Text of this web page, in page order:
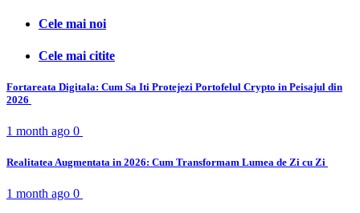
Cele mai noi
Cele mai citite
Fortareata Digitala: Cum Sa Iti Protejezi Portofelul Crypto in Peisajul din
2026
1 month ago 0
Realitatea Augmentata in 2026: Cum Transformam Lumea de Zi cu Zi
1 month ago 0